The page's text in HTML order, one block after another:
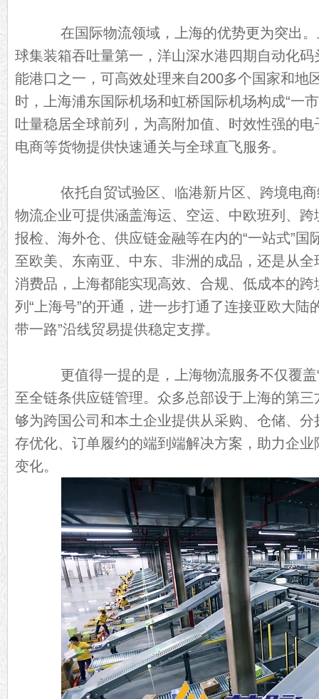
在国际物流领域，上海的优势更为突出。
球集装箱吞吐量第一，洋山深水港四期自动化
能港口之一，可高效处理来自200多个国家和地
时，上海浦东国际机场和虹桥国际机场构成“一
吐量稳居全球前列，为高附加值、时效性强的
电商等货物提供快速通关与全球直飞服务。
依托自贸试验区、临港新片区、跨境电商
物流企业可提供涵盖海运、空运、中欧班列、
报检、海外仓、供应链金融等在内的“一站式”国
至欧美、东南亚、中东、非洲的成品，还是从
消费品，上海都能实现高效、合规、低成本的
列“上海号”的开通，进一步打通了连接亚欧大陆
带一路”沿线贸易提供稳定支撑。
更值得一提的是，上海物流服务不仅覆盖
至全链条供应链管理。众多总部设于上海的第
够为跨国公司和本土企业提供从采购、仓储、
存优化、订单履约的端到端解决方案，助力企
变化。